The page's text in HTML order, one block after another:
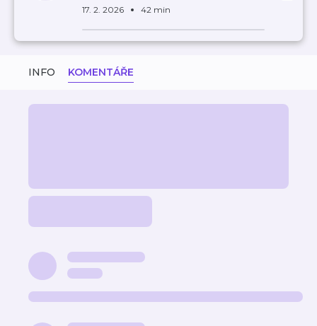
17. 2. 2026 42 min
INFO KOMENTÁŘE